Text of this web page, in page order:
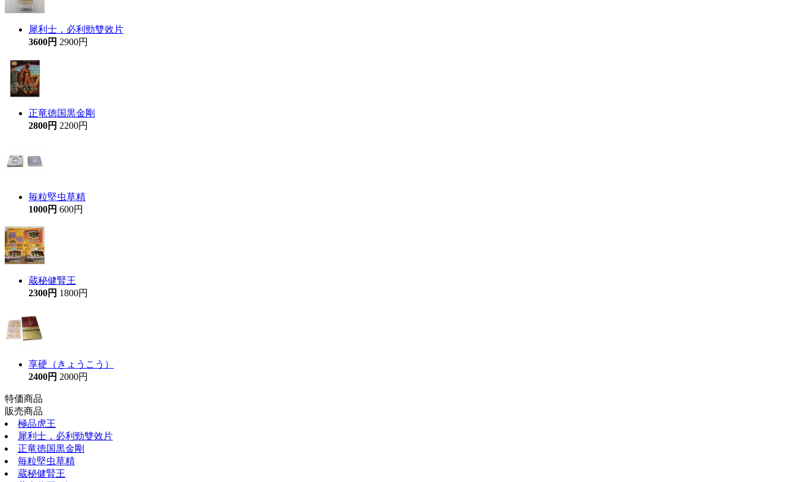
犀利士，必利勁雙效片
3600円 2900円
正竜徳国黒金剛
2800円 2200円
毎粒堅虫草精
1000円 600円
蔵秘健腎王
2300円 1800円
享硬（きょうこう）
2400円 2000円
特価商品
販売商品
極品虎王
犀利士，必利勁雙效片
正竜徳国黒金剛
毎粒堅虫草精
蔵秘健腎王